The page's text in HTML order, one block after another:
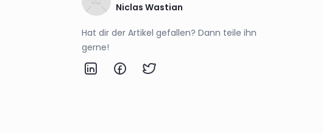
Niclas Wastian
Hat dir der Artikel gefallen? Dann teile ihn
gerne!